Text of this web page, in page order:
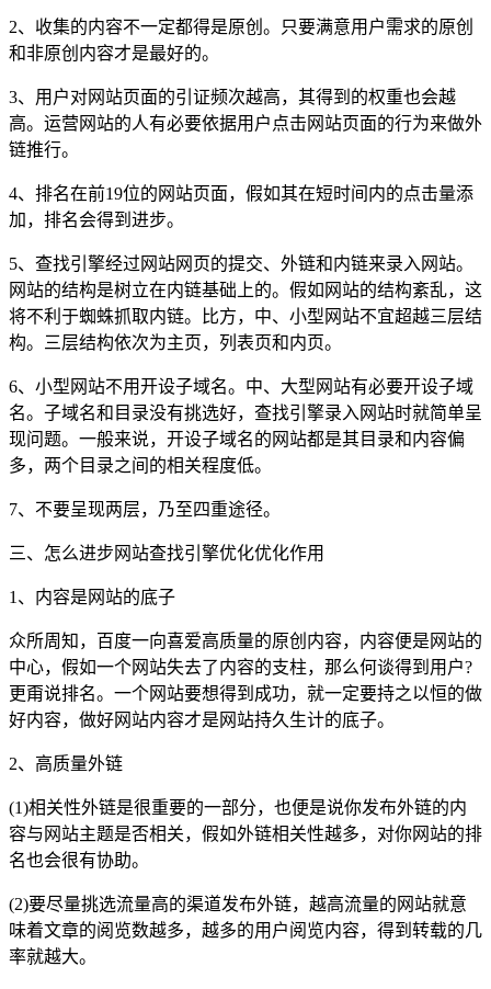
2、收集的内容不一定都得是原创。只要满意用户需求的原创
和非原创内容才是最好的。
3、用户对网站页面的引证频次越高，其得到的权重也会越
高。运营网站的人有必要依据用户点击网站页面的行为来做外
链推行。
4、排名在前19位的网站页面，假如其在短时间内的点击量添
加，排名会得到进步。
5、查找引擎经过网站网页的提交、外链和内链来录入网站。
网站的结构是树立在内链基础上的。假如网站的结构紊乱，这
将不利于蜘蛛抓取内链。比方，中、小型网站不宜超越三层结
构。三层结构依次为主页，列表页和内页。
6、小型网站不用开设子域名。中、大型网站有必要开设子域
名。子域名和目录没有挑选好，查找引擎录入网站时就简单呈
现问题。一般来说，开设子域名的网站都是其目录和内容偏
多，两个目录之间的相关程度低。
7、不要呈现两层，乃至四重途径。
三、怎么进步网站查找引擎优化优化作用
1、内容是网站的底子
众所周知，百度一向喜爱高质量的原创内容，内容便是网站的
中心，假如一个网站失去了内容的支柱，那么何谈得到用户?
更甭说排名。一个网站要想得到成功，就一定要持之以恒的做
好内容，做好网站内容才是网站持久生计的底子。
2、高质量外链
(1)相关性外链是很重要的一部分，也便是说你发布外链的内
容与网站主题是否相关，假如外链相关性越多，对你网站的排
名也会很有协助。
(2)要尽量挑选流量高的渠道发布外链，越高流量的网站就意
味着文章的阅览数越多，越多的用户阅览内容，得到转载的几
率就越大。